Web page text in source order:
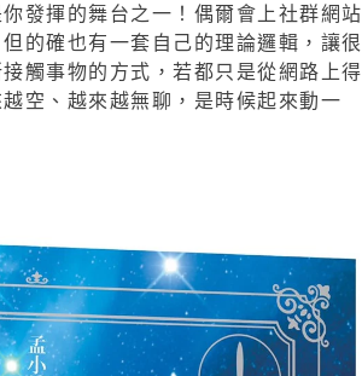
發揮的舞台之一！偶爾會上社群網站
的確也有一套自己的理論邏輯，讓很
觸事物的方式，若都只是從網路上得
空、越來越無聊，是時候起來動一